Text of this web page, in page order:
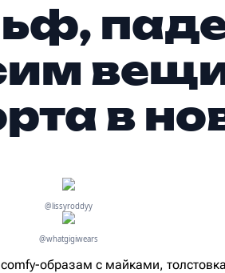
в
@lissyroddyy
@whatgigiwears
comfy-образам с майками,